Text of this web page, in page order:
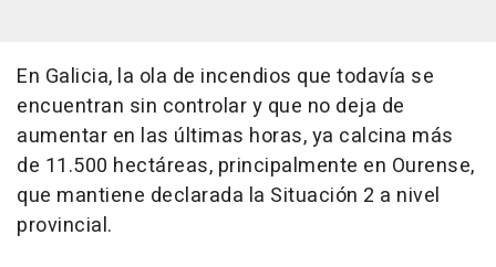
En Galicia, la ola de incendios que todavía se
encuentran sin controlar y que no deja de
aumentar en las últimas horas, ya calcina más
de 11.500 hectáreas, principalmente en Ourense,
que mantiene declarada la Situación 2 a nivel
provincial.